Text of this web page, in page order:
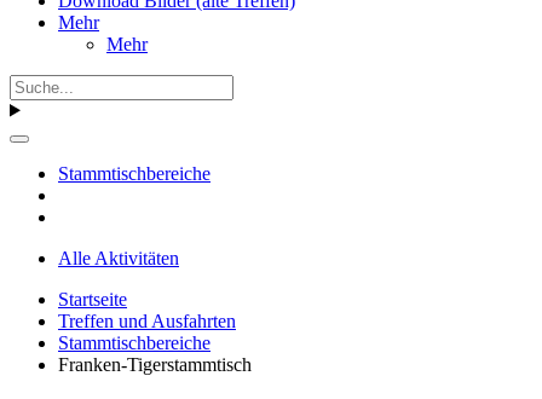
Mehr
Mehr
Stammtischbereiche
Alle Aktivitäten
Startseite
Treffen und Ausfahrten
Stammtischbereiche
Franken-Tigerstammtisch